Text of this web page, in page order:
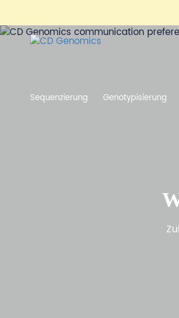
Sequenzierung Genotypisierung